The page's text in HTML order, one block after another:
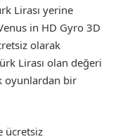
Lirası yerine
in HD Gyro 3D
olarak
Lirası olan değeri
oyunlardan bir
ücretsiz